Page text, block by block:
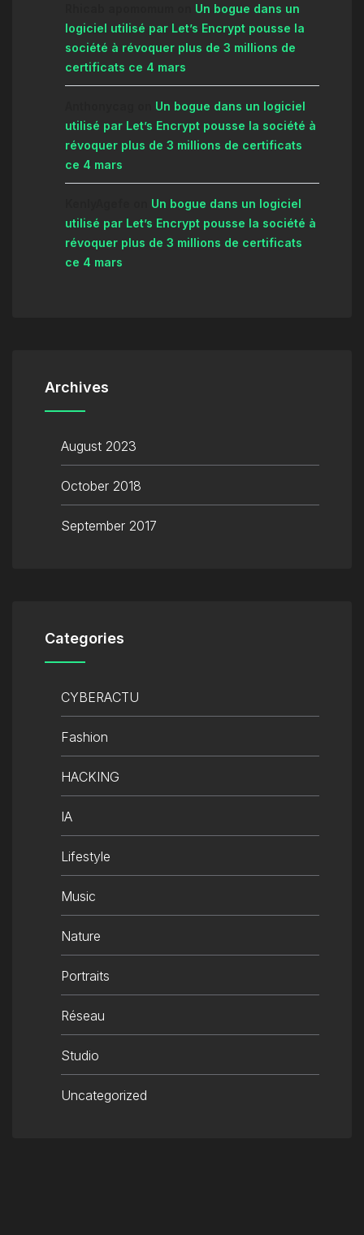
Un bogue dans un
logiciel utilisé par Let’s Encrypt pousse la
société à révoquer plus de 3 millions de
certificats ce 4 mars
Un bogue dans un logiciel
utilisé par Let’s Encrypt pousse la société à
révoquer plus de 3 millions de certificats
ce 4 mars
Un bogue dans un logiciel
utilisé par Let’s Encrypt pousse la société à
révoquer plus de 3 millions de certificats
ce 4 mars
Archives
August 2023
October 2018
September 2017
Categories
CYBERACTU
Fashion
HACKING
IA
Lifestyle
Music
Nature
Portraits
Réseau
Studio
Uncategorized